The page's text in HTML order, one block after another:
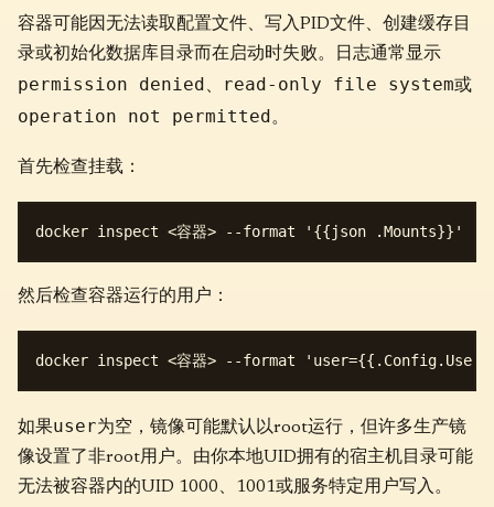
容器可能因无法读取配置文件、写入PID文件、创建缓存目
录或初始化数据库目录而在启动时失败。日志通常显示
permission denied、 read-only file system或
operation not permitted。
首先检查挂载：
然后检查容器运行的用户：
如果user为空，镜像可能默认以root运行，但许多生产镜
像设置了非root用户。由你本地UID拥有的宿主机目录可能
无法被容器内的UID 1000、1001或服务特定用户写入。